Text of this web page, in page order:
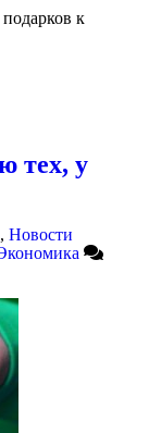
к
тех, у
, Новости